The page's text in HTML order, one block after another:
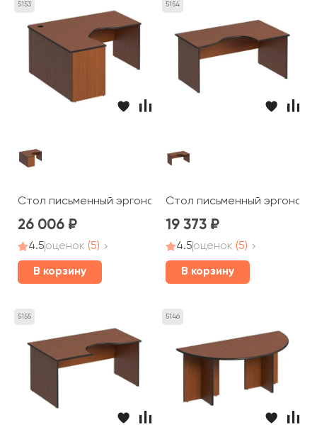
5153
Стол письменный эргономичный левый 160x140x75
26 006
4.5оценок (5)
В корзину
5154
Стол письменный
19 373
4.5оценок (5)
В корзину
5155 5146